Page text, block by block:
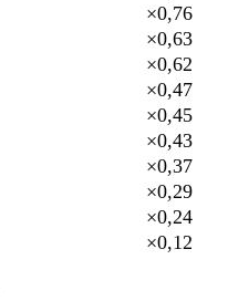
×0,76
×0,63
×0,62
×0,47
×0,45
×0,43
×0,37
×0,29
×0,24
×0,12